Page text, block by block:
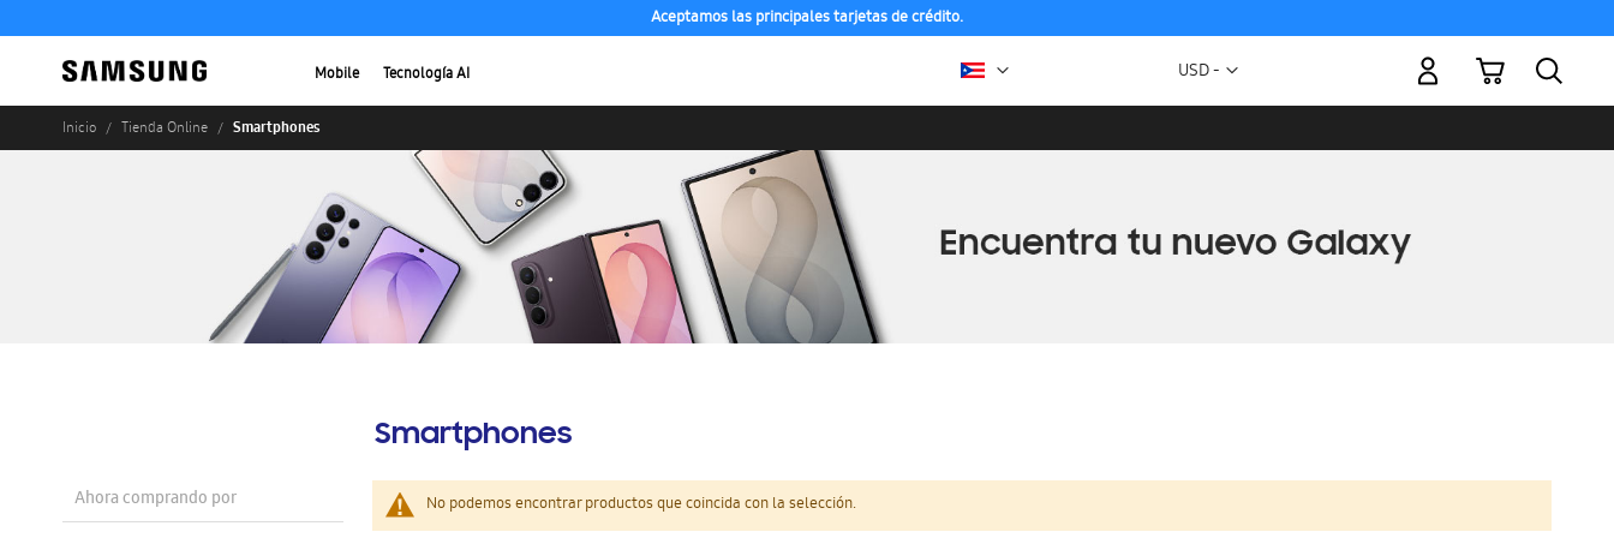
Aceptamos las principales tarjetas de crédito.
Mobile Tecnología AI Moneda
USD -
Mi carrito
Inicio Tienda Online Smartphones
Smartphones
No podemos encontrar productos que coincida con la selección.
Ahora comprando por